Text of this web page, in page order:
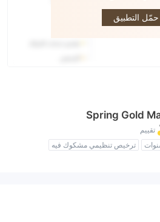
حمّل التطبيق
Spring Gold
تقييم
ترخيص تنظيمي مشكوك فيه